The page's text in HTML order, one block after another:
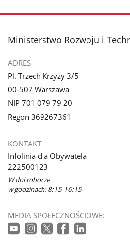
stopka
Ministerstwo Rozwoju i
ADRES
Pl. Trzech Krzyży 3/5
00-507 Warszawa
NIP 701 079 79 20
Regon 369267361
KONTAKT
Infolinia dla Obywatela
222500123
W dni robocze
w godzinach: 8:15-16:15
MEDIA SPOŁECZNOŚCIOWE: